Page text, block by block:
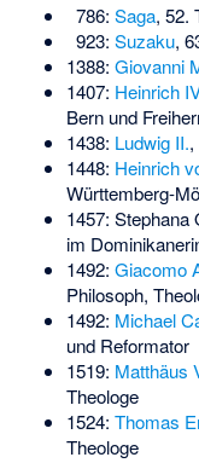
786: Saga, 52.
923: Suzaku,
1388: Giovanni
1407: Heinrich
Bern und
1438: Ludwig II.
1448: Heinrich
Württemberg-
1457: Stephana
im
1492: Giacomo
Philosoph,
1492: Michael
und Reformator
1519: Matthäus
Theologe
1524: Thomas
Theologe